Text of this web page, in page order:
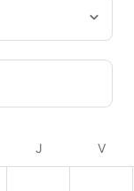
J V